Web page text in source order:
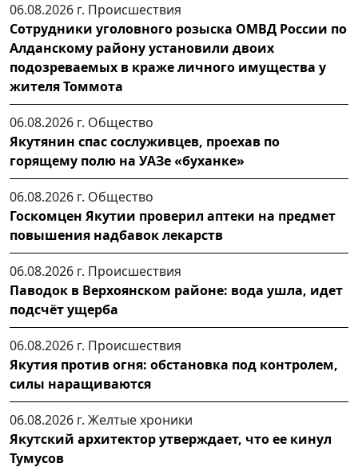
06.08.2026 г. Происшествия
Сотрудники уголовного розыска ОМВД России по
Алданскому району установили двоих
подозреваемых в краже личного имущества у
жителя Томмота
06.08.2026 г. Общество
Якутянин спас сослуживцев, проехав по
горящему полю на УАЗе «буханке»
06.08.2026 г. Общество
Госкомцен Якутии проверил аптеки на предмет
повышения надбавок лекарств
06.08.2026 г. Происшествия
Паводок в Верхоянском районе: вода ушла, идет
подсчёт ущерба
06.08.2026 г. Происшествия
Якутия против огня: обстановка под контролем,
силы наращиваются
06.08.2026 г. Желтые хроники
Якутский архитектор утверждает, что ее кинул
Тумусов